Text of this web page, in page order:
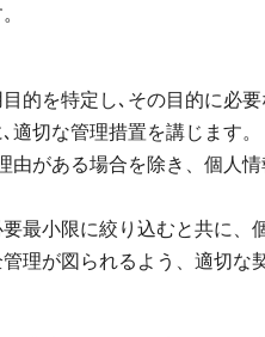
的を特定し､その目的に必
切な管理措置を講じます。
がある場合を除き、個人
最小限に絞り込むと共に、
理が図られるよう、適切な